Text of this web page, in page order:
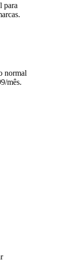
para
normal
mês.